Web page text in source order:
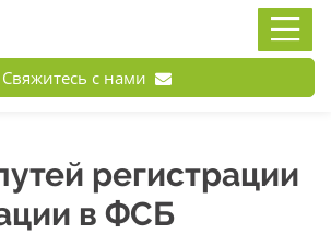
Свяжитесь с нами
регистрации
в ФСБ